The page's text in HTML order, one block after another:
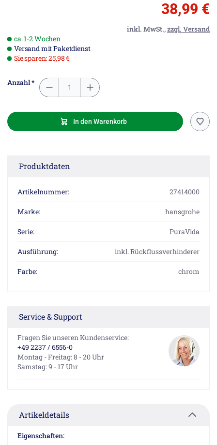
38,99 €
inkl. MwSt.,zzgl. Versand
ca. 1-2 Wochen
Versand mit Paketdienst
Sie sparen: 25,98 €
Anzahl *
In den Warenkorb
Produktdaten
Artikelnummer: 27414000
Marke: hansgrohe
Serie: PuraVida
Ausführung: inkl. Rückflussverhinderer
Farbe: chrom
Service & Support
Fragen Sie unseren Kundenservice:
+49 2237 / 6556-0
Montag - Freitag: 8 - 20 Uhr
Samstag: 9 - 17 Uhr
Artikeldetails
Eigenschaften: